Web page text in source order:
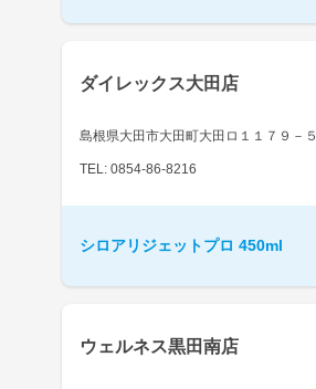
ダイレックス大田店
島根県大田市大田町大田ロ１１７９－５
TEL: 0854-86-8216
シロアリジェットプロ 450ml
ウェルネス黒田南店